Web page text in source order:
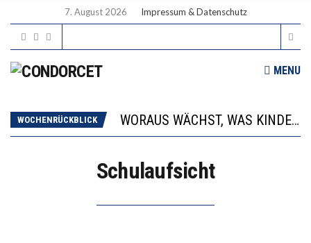
7. August 2026 Impressum & Datenschutz
MENU
WOCHENRÜCKBLICK
WORAUS WÄCHST, WAS KINDER TRÄGT
“WIR BEOBACHTEN EINEN REGELRECHTEN STURZFLUG BEI DEN LERNLEISTUNGEN”
Schulaufsicht